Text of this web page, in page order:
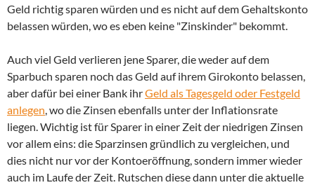
Geld richtig sparen würden und es nicht auf dem Gehaltskonto
belassen würden, wo es eben keine "Zinskinder" bekommt.
Auch viel Geld verlieren jene Sparer, die weder auf dem
Sparbuch sparen noch das Geld auf ihrem Girokonto belassen,
aber dafür bei einer Bank ihrGeld als Tagesgeld oder Festgeld
anlegen, wo die Zinsen ebenfalls unter der Inflationsrate
liegen. Wichtig ist für Sparer in einer Zeit der niedrigen Zinsen
vor allem eins: die Sparzinsen gründlich zu vergleichen, und
dies nicht nur vor der Kontoeröffnung, sondern immer wieder
auch im Laufe der Zeit. Rutschen diese dann unter die aktuelle